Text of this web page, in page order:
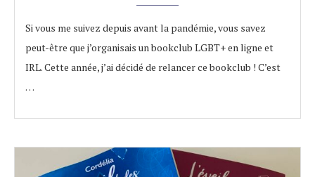
Si vous me suivez depuis avant la pandémie, vous savez
peut-être que j’organisais un bookclub LGBT+ en ligne et
IRL. Cette année, j’ai décidé de relancer ce bookclub ! C’est
…